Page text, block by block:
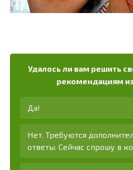
Удалось ли вам решить
рекомендациям
Да!
Нет. Требуются
ответы. Сейчас спрошу в